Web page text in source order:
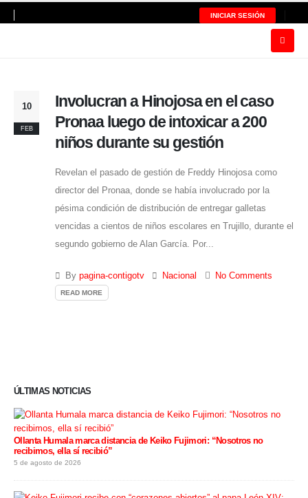
INICIAR SESIÓN
10
FEB
Involucran a Hinojosa en el caso
Pronaa luego de intoxicar a 200
niños durante su gestión
Revelan el pasado de gestión de Freddy Hinojosa como
director del Pronaa, donde se había involucrado por la
pésima condición de distribución de entregar galletas
vencidas a cientos de niños escolares en Trujillo, durante el
segundo gobierno de Alan García. Por...
By pagina-contigotv Nacional No Comments
READ MORE
ÚLTIMAS NOTICIAS
Ollanta Humala marca distancia de Keiko Fujimori: “Nosotros no
recibimos, ella sí recibió”
5 de agosto de 2026